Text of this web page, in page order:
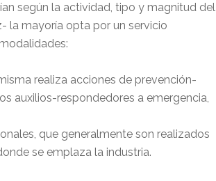
según la actividad, tipo y magnitud del
la mayoría opta por un servicio
realiza acciones de prevención-
auxilios-respondedores a emergencia,
que generalmente son realizados
se emplaza la industria.